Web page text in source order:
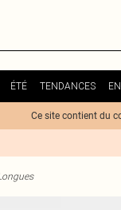
ÉTÉ TENDANCES
Ce site contient du